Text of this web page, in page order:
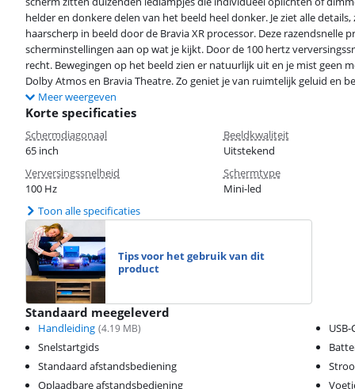
helder en donkere delen van het beeld heel donker. Je ziet alle
haarscherp in beeld door de Bravia XR processor. Deze razendsnelle
scherminstellingen aan op wat je kijkt. Door de 100 hertz
recht. Bewegingen op het beeld zien er natuurlijk uit en je mist geen
Dolby Atmos en Bravia Theatre. Zo geniet je van ruimtelijk geluid en
Meer weergeven
Korte specificaties
Schermdiagonaal
65 inch
Beeldkwaliteit
Uitstekend
Verversingssnelheid
100 Hz
Schermtype
Mini-led
Toon alle specificaties
Tips voor het gebruik van dit
product
Standaard meegeleverd
Handleiding (4.19 MB)
Snelstartgids
Standaard afstandsbediening
Oplaadbare afstandsbediening